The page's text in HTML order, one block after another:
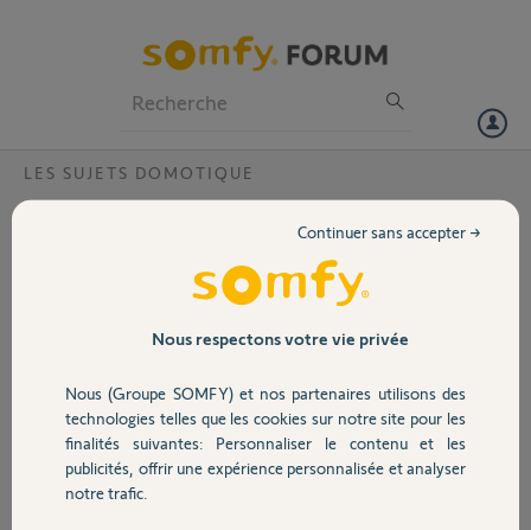
Volet
Sécurité
Domotique
LES SUJETS DOMOTIQUE
Déménagement Tahoma Switch
J’aurais besoin de vos retours d’expérience concernant un
Nous sommes propriétaires de notre maison actuelle.
Tous nos volets roulants solaires Somfy sont pilotés par une TaHoma
Switch.
Nous respectons votre vie privée
Nous (Groupe SOMFY) et nos partenaires utilisons des
technologies telles que les cookies sur notre site pour les
finalités suivantes: Personnaliser le contenu et les
publicités, offrir une expérience personnalisée et analyser
notre trafic.
Continuer sans accepter →